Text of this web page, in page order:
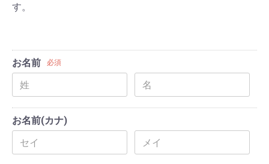
す。
お名前 必須
お名前(カナ)